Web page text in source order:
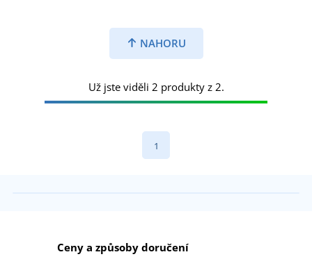
NAHORU
Už jste viděli 2 produkty z 2.
1
Ceny a způsoby doručení